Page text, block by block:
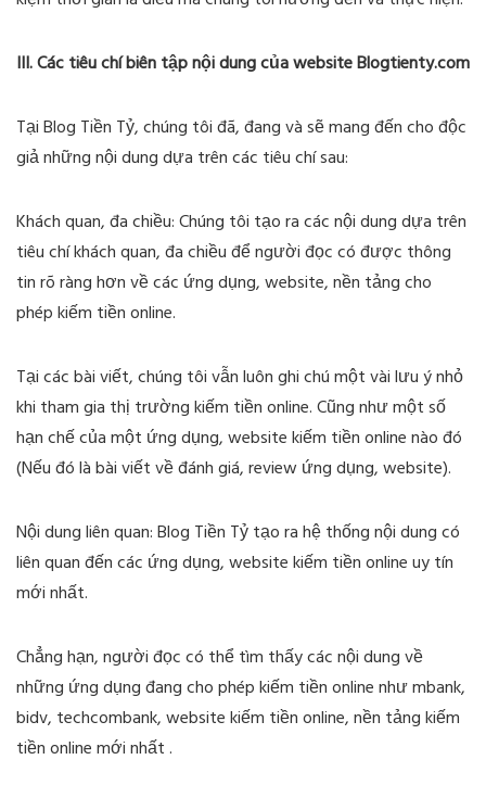
III. Các tiêu chí biên tập nội dung của website Blogtienty.com
Tại Blog Tiền Tỷ, chúng tôi đã, đang và sẽ mang đến cho độc
giả những nội dung dựa trên các tiêu chí sau:
Khách quan, đa chiều: Chúng tôi tạo ra các nội dung dựa trên
tiêu chí khách quan, đa chiều để người đọc có được thông
tin rõ ràng hơn về các ứng dụng, website, nền tảng cho
phép kiếm tiền online.
Tại các bài viết, chúng tôi vẫn luôn ghi chú một vài lưu ý nhỏ
khi tham gia thị trường kiếm tiền online. Cũng như một số
hạn chế của một ứng dụng, website kiếm tiền online nào đó
(Nếu đó là bài viết về đánh giá, review ứng dụng, website).
Nội dung liên quan: Blog Tiền Tỷ tạo ra hệ thống nội dung có
liên quan đến các ứng dụng, website kiếm tiền online uy tín
mới nhất.
Chẳng hạn, người đọc có thể tìm thấy các nội dung về
những ứng dụng đang cho phép kiếm tiền online như mbank,
bidv, techcombank, website kiếm tiền online, nền tảng kiếm
tiền online mới nhất .